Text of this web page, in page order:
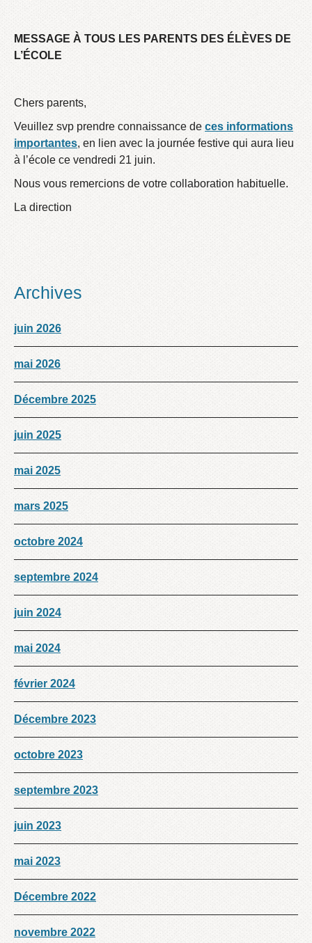
MESSAGE À TOUS LES PARENTS DES ÉLÈVES DE
L’ÉCOLE
Chers parents,
Veuillez svp prendre connaissance de ces informations
importantes, en lien avec la journée festive qui aura lieu
à l’école ce vendredi 21 juin.
Nous vous remercions de votre collaboration habituelle.
La direction
Archives
juin 2026
mai 2026
Décembre 2025
juin 2025
mai 2025
mars 2025
octobre 2024
septembre 2024
juin 2024
mai 2024
février 2024
Décembre 2023
octobre 2023
septembre 2023
juin 2023
mai 2023
Décembre 2022
novembre 2022